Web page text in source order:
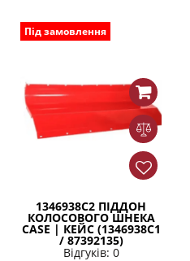
Під замовлення
1346938C2 ПІДДОН
КОЛОСОВОГО ШНЕКА
CASE | КЕЙС (1346938C1
/ 87392135)
Відгуків: 0